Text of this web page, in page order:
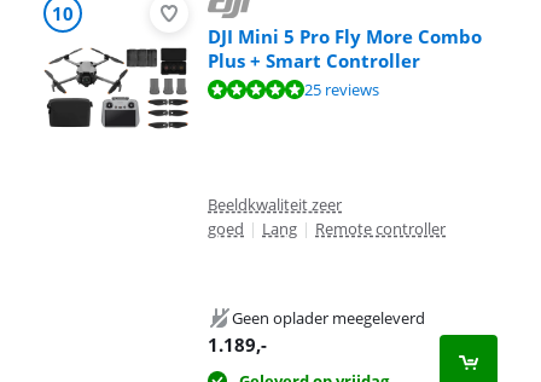
10
DJI Mini 5 Pro Fly More Combo
Plus + Smart Controller
Beoordeling is 9,5 van de 10, gebaseerd op 25 reviews.
25 reviews
Beeldkwaliteit zeer
goed | Lang | Remote controller
Geen oplader meegeleverd
1.189,-